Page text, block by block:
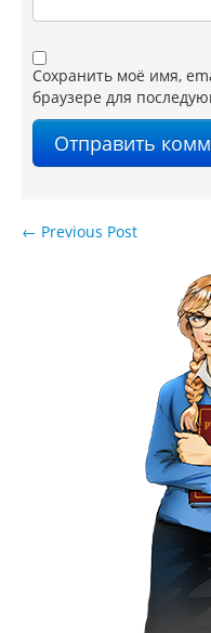
Сохранить моё имя,
браузере для
← Previous Post